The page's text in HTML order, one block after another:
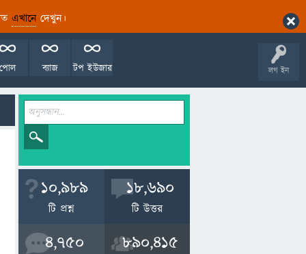
এখানেদেখুন।
লগ ইন
টপ ইউজার
ব্যাজ
পোল
10,989
টি প্রশ্ন
18,690
টি উত্তর
4,750 890,415